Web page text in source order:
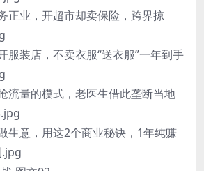
正业，开超市却卖保险，跨界掠
服装店，不卖衣服“送衣服”一年到手
流量的模式，老医生借此垄断当地
生意，用这2个商业秘诀，1年纯赚